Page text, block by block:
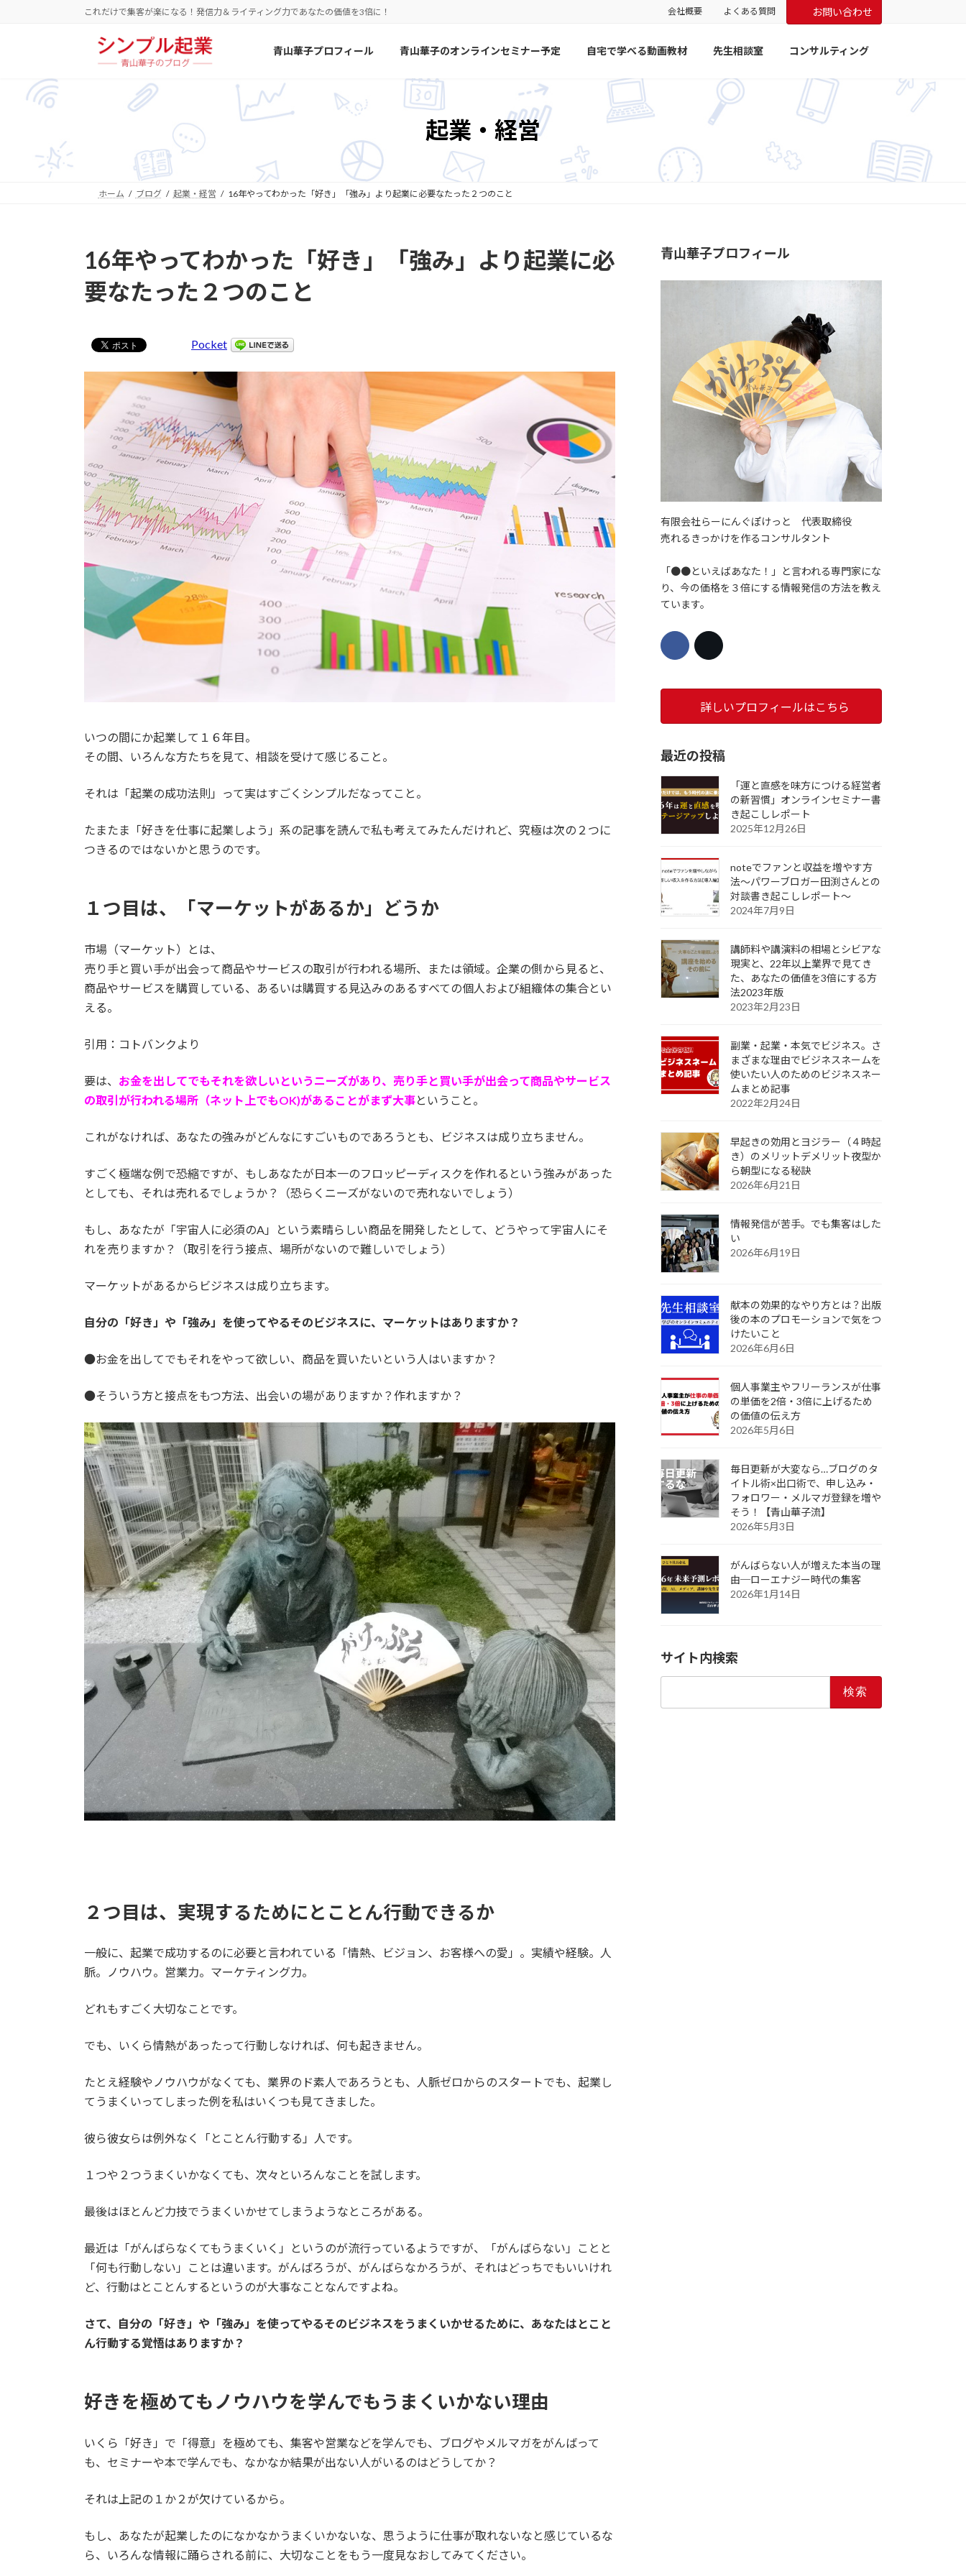
これだけで集客が楽になる！発信力＆ライティング力であなたの価値を3倍に！ 会社概要 よくある質問 お問い合わせ
青山華子プロフィール 青山華子のオンラインセミナー予定 自宅で学べる動画教材 先生相談室 コンサルティング
起業・経営
ホーム ブログ 起業・経営 16年やってわかった「好き」「強み」より起業に必要なたった２つのこと
16年やってわかった「好き」「強み」より起業に必
要なたった２つのこと
Pocket
いつの間にか起業して１６年目。
その間、いろんな方たちを見て、相談を受けて感じること。
それは「起業の成功法則」って実はすごくシンプルだなってこと。
たまたま「好きを仕事に起業しよう」系の記事を読んで私も考えてみたんだけれど、究極は次の２つに
つきるのではないかと思うのです。
１つ目は、「マーケットがあるか」どうか
市場（マーケット）とは、
売り手と買い手が出会って商品やサービスの取引が行われる場所、または領域。企業の側から見ると、
商品やサービスを購買している、あるいは購買する見込みのあるすべての個人および組織体の集合とい
える。
引用：コトバンクより
要は、 お金を出してでもそれを欲しいというニーズがあり、売り手と買い手が出会って商品やサービス
の取引が行われる場所（ネット上でもOK)があることがまず大事ということ。
これがなければ、あなたの強みがどんなにすごいものであろうとも、ビジネスは成り立ちません。
すごく極端な例で恐縮ですが、もしあなたが日本一のフロッピーディスクを作れるという強みがあった
としても、それは売れるでしょうか？（恐らくニーズがないので売れないでしょう）
もし、あなたが「宇宙人に必須のA」という素晴らしい商品を開発したとして、どうやって宇宙人にそ
れを売りますか？（取引を行う接点、場所がないので難しいでしょう）
マーケットがあるからビジネスは成り立ちます。
自分の「好き」や「強み」を使ってやるそのビジネスに、マーケットはありますか？
●お金を出してでもそれをやって欲しい、商品を買いたいという人はいますか？
●そういう方と接点をもつ方法、出会いの場がありますか？作れますか？
２つ目は、実現するためにとことん行動できるか
一般に、起業で成功するのに必要と言われている「情熱、ビジョン、お客様への愛」。実績や経験。人
脈。ノウハウ。営業力。マーケティング力。
どれもすごく大切なことです。
でも、いくら情熱があったって行動しなければ、何も起きません。
たとえ経験やノウハウがなくても、業界のド素人であろうとも、人脈ゼロからのスタートでも、起業し
てうまくいってしまった例を私はいくつも見てきました。
彼ら彼女らは例外なく「とことん行動する」人です。
１つや２つうまくいかなくても、次々といろんなことを試します。
最後はほとんど力技でうまくいかせてしまうようなところがある。
最近は「がんばらなくてもうまくいく」というのが流行っているようですが、「がんばらない」ことと
「何も行動しない」ことは違います。がんばろうが、がんばらなかろうが、それはどっちでもいいけれ
ど、行動はとことんするというのが大事なことなんですよね。
さて、自分の「好き」や「強み」を使ってやるそのビジネスをうまくいかせるために、あなたはとこと
ん行動する覚悟はありますか？
好きを極めてもノウハウを学んでもうまくいかない理由
いくら「好き」で「得意」を極めても、集客や営業などを学んでも、ブログやメルマガをがんばって
も、セミナーや本で学んでも、なかなか結果が出ない人がいるのはどうしてか？
それは上記の１か２が欠けているから。
もし、あなたが起業したのになかなかうまくいかないな、思うように仕事が取れないなと感じているな
ら、いろんな情報に踊らされる前に、大切なことをもう一度見なおしてみてください。
青山華子プロフィール
有限会社らーにんぐぽけっと 代表取締役
売れるきっかけを作るコンサルタント
「●●といえばあなた！」と言われる専門家にな
り、今の価格を３倍にする情報発信の方法を教え
ています。
詳しいプロフィールはこちら
最近の投稿
「運と直感を味方につける経営者
の新習慣」オンラインセミナー書
き起こしレポート
2025年12月26日
noteでファンと収益を増やす方
法～パワーブロガー田渕さんとの
対談書き起こしレポート～
2024年7月9日
講師料や講演料の相場とシビアな
現実と、22年以上業界で見てき
た、あなたの価値を3倍にする方
法2023年版
2023年2月23日
副業・起業・本気でビジネス。さ
まざまな理由でビジネスネームを
使いたい人のためのビジネスネー
ムまとめ記事
2022年2月24日
早起きの効用とヨジラー（４時起
き）のメリットデメリット夜型か
ら朝型になる秘訣
2026年6月21日
情報発信が苦手。でも集客はした
い
2026年6月19日
献本の効果的なやり方とは？出版
後の本のプロモーションで気をつ
けたいこと
2026年6月6日
個人事業主やフリーランスが仕事
の単価を2倍・3倍に上げるため
の価値の伝え方
2026年5月6日
毎日更新が大変なら…ブログのタ
イトル術×出口術で、申し込み・
フォロワー・メルマガ登録を増や
そう！【青山華子流】
2026年5月3日
がんばらない人が増えた本当の理
由─ローエナジー時代の集客
2026年1月14日
サイト内検索